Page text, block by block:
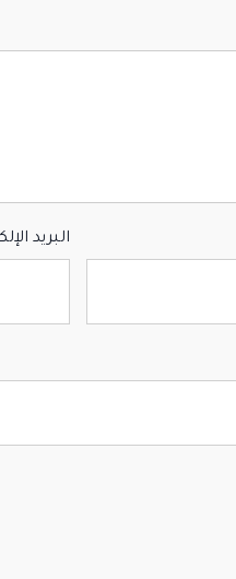
البريد